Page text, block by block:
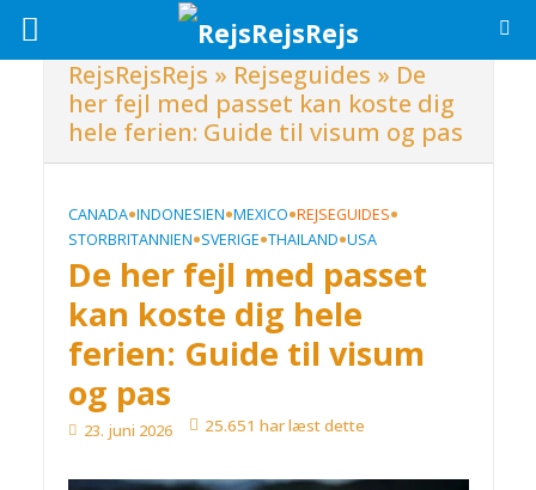
RejsRejsRejs » Rejseguides » De
her fejl med passet kan koste dig
hele ferien: Guide til visum og pas
CANADA•INDONESIEN•MEXICO•REJSEGUIDES•
STORBRITANNIEN•SVERIGE•THAILAND•USA
De her fejl med passet
kan koste dig hele
ferien: Guide til visum
og pas
23. juni 2026 25.651 har læst dette